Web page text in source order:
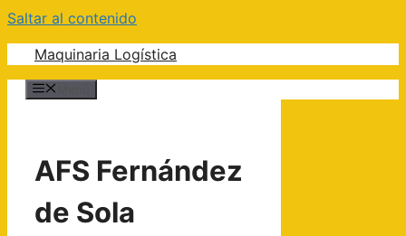
Saltar al contenido
Maquinaria Logística
AFS Fernández
de Sola